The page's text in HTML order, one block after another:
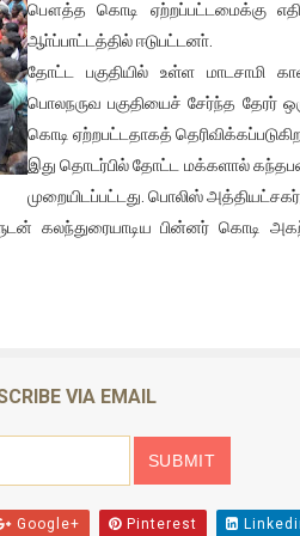
கண்டனப் போராட்டத்திற்கு
மாணவர்கள் தொடர்பில்
இலங்கைத் தமிழ் குடும்பம்!!
இலங்கை பாடலாசிரியர்
- கொதித்தெழுந்த
இடங்கள்...
அதிரடி உத்தரவு!
கேணல் சங்கர் ஆகியோரின்
பௌத்த கொடி ஏற்றப்பட்டமைக்கு
ஆா்ப்பாட்டத்தில் ஈடுபட்டனா்.
தோட்ட பகுதியில் உள்ள மாடசாமி
பொலநருவ பகுதியைச் சேர்ந்த தேரர்
கொடி ஏற்றபட்டதாகத்
இது தொடர்பில் தோட்ட மக்களால்
முறையிடப்பட்டது. பொலிஸ்
கலந்துரையாடிய பின்னர் கொடி
VIA EMAIL
Google+ Pinterest